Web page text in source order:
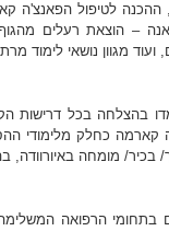
ההכנה לטיפול הפאנצ'ה
– הוצאת רעלים
מגוון נושאי לימוד
בהצלחה בכל
קארמה כחלק מלימודי
בכיר/ מומחה
בתחומי הרפואה